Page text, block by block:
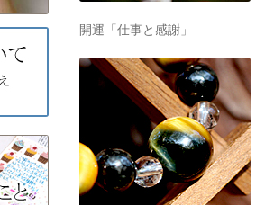
開運「仕事と感謝」